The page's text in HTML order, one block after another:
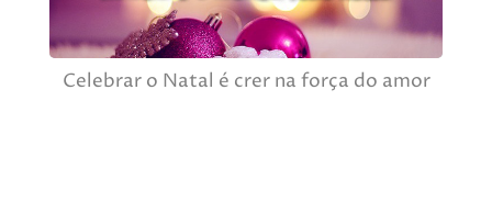
Celebrar o Natal é crer na força do amor